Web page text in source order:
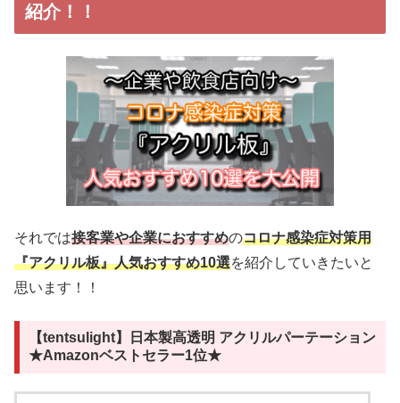
紹介！！
それでは接客業や企業におすすめのコロナ感染症対策用
『アクリル板』人気おすすめ10選を紹介していきたいと
思います！！
【tentsulight】日本製高透明 アクリルパーテーション
★Amazonベストセラー1位★